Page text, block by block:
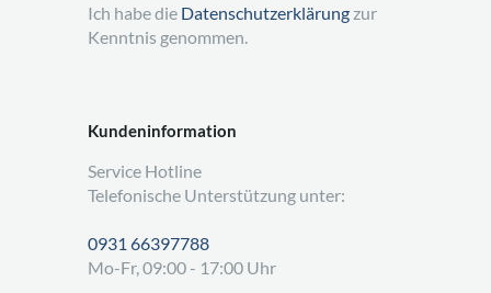
Kundeninformation
Service Hotline
Telefonische Unterstützung unter:
0931 66397788
Mo-Fr, 09:00 - 17:00 Uhr
Ich habe die Datenschutzerklärung zur
Kenntnis genommen.